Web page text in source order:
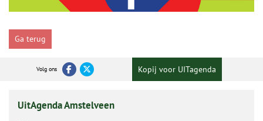
Ga terug
Volg ons Kopij voor UITagenda
UitAgenda Amstelveen